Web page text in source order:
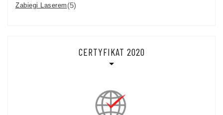
Zabiegi Laserem (5)
CERTYFIKAT 2020